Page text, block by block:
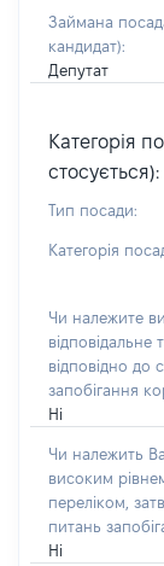
Займана
кандидат):
Депутат
Категорія
стосується):
Тип посади:
Категорія
Чи належите
відповідальне
відповідно до
запобігання
Ні
Чи належить
високим
переліком,
питань
Ні